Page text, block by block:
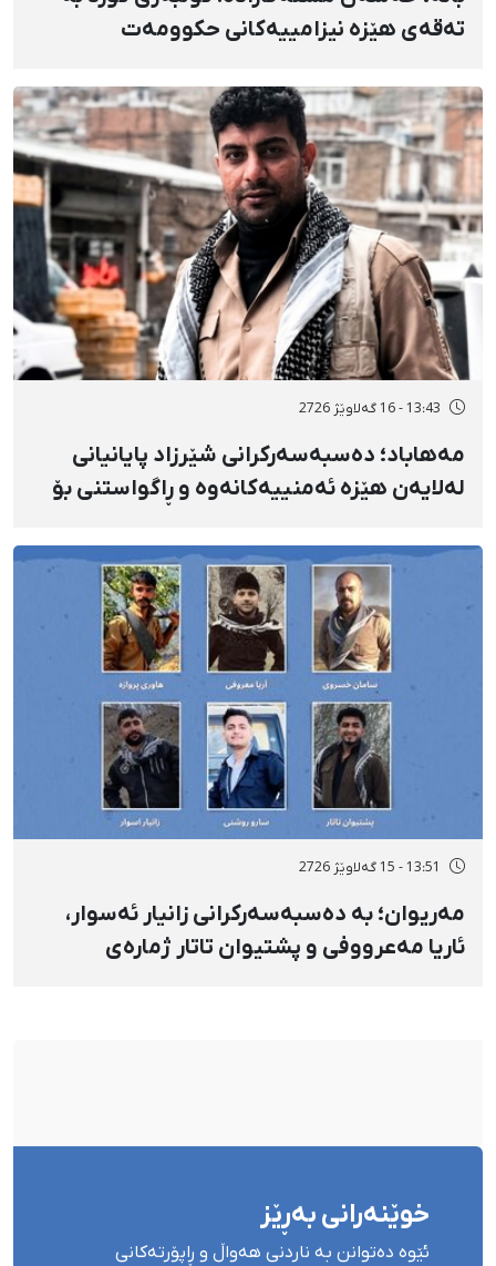
تەقەی هێزە نیزامییەکانی حکوومەت
13:43 - 16 گەلاوێژ 2726
مەهاباد؛ دەسبەسەرکرانی شێرزاد پایانیانی
لەلایەن هێزە ئەمنییەکانەوە و ڕاگواستنی بۆ
13:51 - 15 گەلاوێژ 2726
مەریوان؛ بە دەسبەسەرکرانی زانیار ئەسوار،
ئاریا مەعرووفی و پشتیوان تاتار ژمارەی
خوێنەرانی بەڕێز
ئێوە دەتوانن بە ناردنی هەواڵ و ڕاپۆرتەکانی